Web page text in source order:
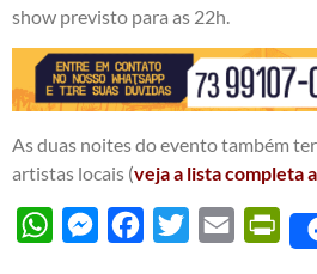
show previsto para as 22h.
As duas noites do evento também
artistas locais (veja a lista completa
WhatsAppMessengerFacebook
Twitter Email